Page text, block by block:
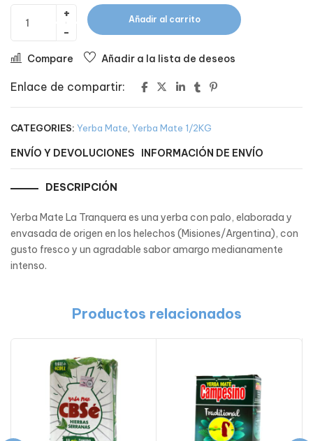
Añadir al carrito
Compare Añadir a la lista de deseos
Enlace de compartir:
CATEGORIES: Yerba Mate, Yerba Mate 1/2KG
ENVÍO Y DEVOLUCIONES INFORMACIÓN DE ENVÍO
DESCRIPCIÓN
Yerba Mate La Tranquera es una yerba con palo, elaborada y
envasada de origen en los helechos (Misiones/Argentina), con
gusto fresco y un agradable sabor amargo medianamente
intenso.
Productos relacionados